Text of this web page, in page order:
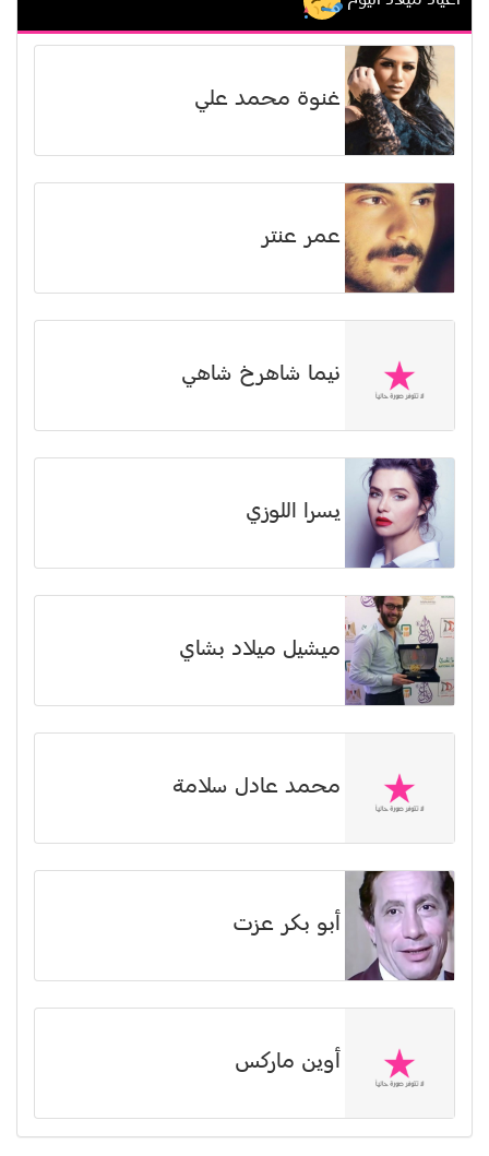
غنوة محمد علي
عمر عنتر
نیما شاهرخ شاهي
يسرا اللوزي
ميشيل ميلاد بشاي
محمد عادل سلامة
أبو بكر عزت
أوين ماركس